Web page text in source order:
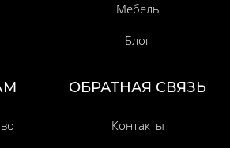
Мебель
Блог
ОБРАТНАЯ СВЯЗЬ
Контакты